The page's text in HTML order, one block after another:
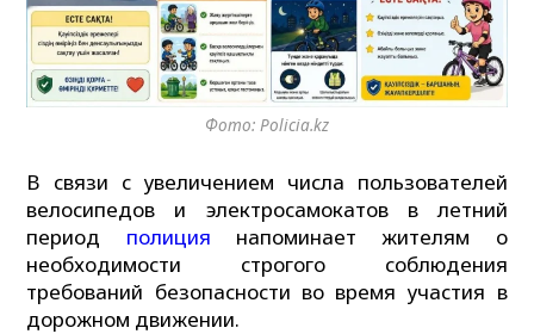
Фото: Policia.kz
В связи с увеличением числа пользователей
велосипедов и электросамокатов в летний
период полиция напоминает жителям о
необходимости строгого соблюдения
требований безопасности во время участия в
дорожном движении.